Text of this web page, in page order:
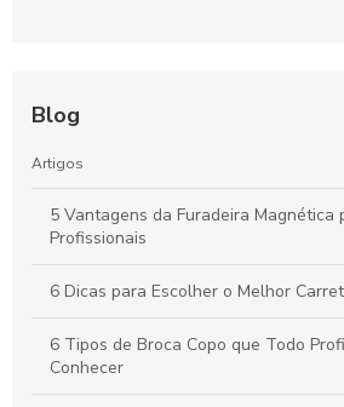
Blog
Artigos
5 Vantagens da Furadeira Magnética
Profissionais
6 Dicas para Escolher o Melhor
6 Tipos de Broca Copo que Todo
Conhecer